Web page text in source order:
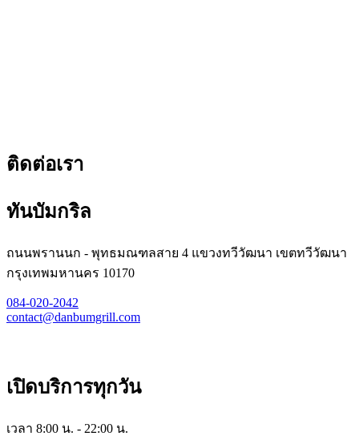
ติดต่อเรา
ทันบัมกริล
ถนนพรานนก - พุทธมณฑลสาย 4 แขวงทวีวัฒนา เขตทวีวัฒนา
กรุงเทพมหานคร 10170
084-020-2042
contact@danbumgrill.com
เปิดบริการทุกวัน
เวลา 8:00 น. - 22:00 น.